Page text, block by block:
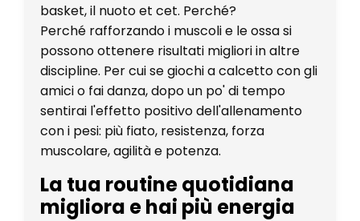
basket, il nuoto et cet. Perché?
Perché rafforzando i muscoli e le ossasi
possono ottenere risultati migliori in altre
discipline. Per cui se giochi a calcetto con gli
amici o fai danza, dopo un po' di tempo
sentirai l'effetto positivo dell'allenamento
con i pesi: più fiato, resistenza, forza
muscolare, agilità e potenza.
La tua routine quotidiana
migliora e hai più energia